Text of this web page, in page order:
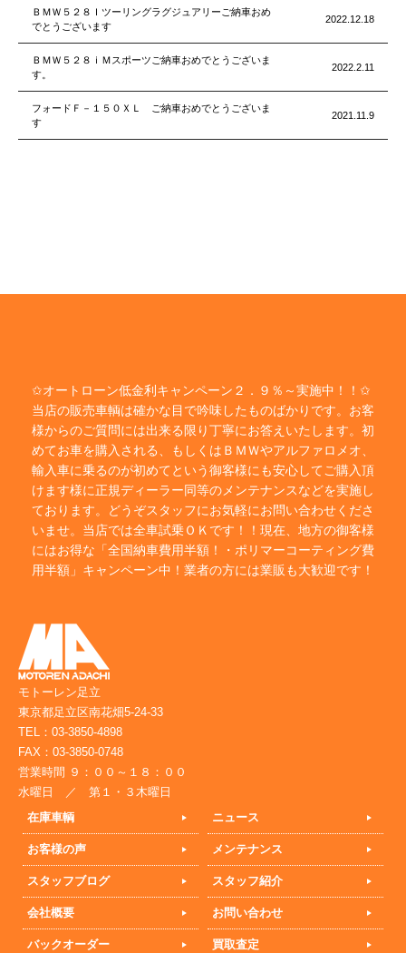
ＢＭＷ５２８Ｉツーリングラグジュアリーご納車おめ
でとうございます
2022.12.18
ＢＭＷ５２８ｉＭスポーツご納車おめでとうございま
す。
2022.2.11
フォードＦ－１５０ＸＬ ご納車おめでとうございま
す
2021.11.9
✩オートローン低金利キャンペーン２．９％～実施中！！✩
当店の販売車輌は確かな目で吟味したものばかりです。お客
様からのご質問には出来る限り丁寧にお答えいたします。初
めてお車を購入される、もしくはＢＭＷやアルファロメオ、
輸入車に乗るのが初めてという御客様にも安心してご購入頂
けます様に正規ディーラー同等のメンテナンスなどを実施し
ております。どうぞスタッフにお気軽にお問い合わせくださ
いませ。当店では全車試乗ＯＫです！！現在、地方の御客様
にはお得な「全国納車費用半額！・ポリマーコーティング費
用半額」キャンペーン中！業者の方には業販も大歓迎です！
モトーレン足立
東京都足立区南花畑5-24-33
TEL：03-3850-4898
FAX：03-3850-0748
営業時間 ９：００～１８：００
水曜日 ／ 第１・３木曜日
在庫車輌
ニュース
お客様の声 メンテナンス
スタッフブログ スタッフ紹介
会社概要 お問い合わせ
バックオーダー 買取査定